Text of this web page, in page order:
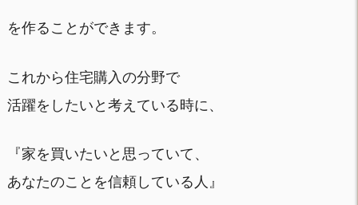
を作ることができます。
これから住宅購入の分野で
活躍をしたいと考えている時に、
『家を買いたいと思っていて、
あなたのことを信頼している人』